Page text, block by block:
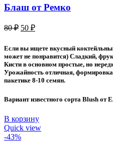
Блаш от Ремко
80₽ Первоначальная
80 ₽.
50 ₽Текущая
Если вы ищете вкусный
может не понравится) Сладкий,
Кисти в основном простые, но
Урожайность отличная,
пакетике 8-10 семян.
Вариант известного сорта Blush от
В корзину
Quick view
-43%